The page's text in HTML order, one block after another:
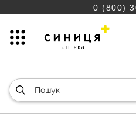
0 (800)